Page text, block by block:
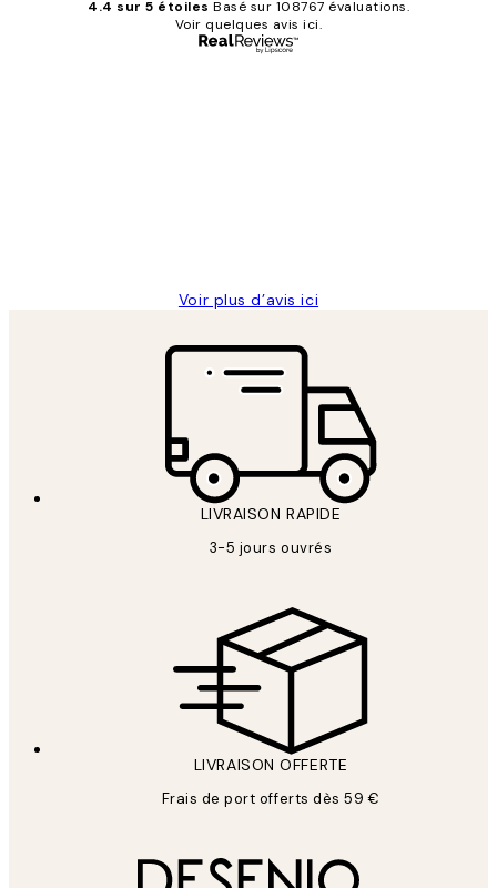
4.4 sur 5 étoiles Basé sur 108767 évaluations.
Voir quelques avis ici.
Voir plus d’avis ici
LIVRAISON RAPIDE
3-5 jours ouvrés
LIVRAISON OFFERTE
Frais de port offerts dès 59 €